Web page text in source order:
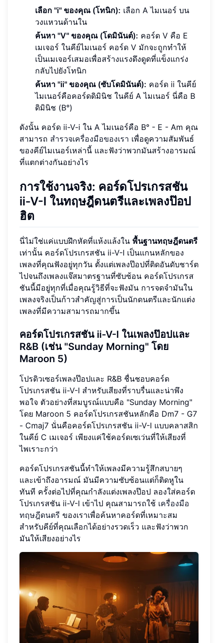
เลือก "i" ของคุณ (โทนิก): เลือก A ไมเนอร์ บน
วงแหวนด้านใน
ค้นหา "V" ของคุณ (โดมินันต์): คอร์ด V คือ E
เมเจอร์ ในคีย์ไมเนอร์ คอร์ด V มักจะถูกทำให้
เป็นเมเจอร์เสมอเพื่อสร้างแรงดึงดูดที่แข็งแกร่ง
กลับไปยังโทนิก
ค้นหา "ii" ของคุณ (ซับโดมินันต์): คอร์ด ii ในคีย์
ไมเนอร์คือคอร์ดดิมินิช ในคีย์ A ไมเนอร์ นี่คือ B
ดิมินิช (B°)
ดังนั้น คอร์ด ii-V-i ใน A ไมเนอร์คือ B° - E - Am คุณ
สามารถ สำรวจเครื่องมือของเรา เพื่อดูความสัมพันธ์
ของคีย์ไมเนอร์เหล่านี้ และฟังว่าพวกมันสร้างอารมณ์
ที่แตกต่างกันอย่างไร
การใช้งานจริง: คอร์ดโปรเกรสชัน
ii-V-I ในทฤษฎีดนตรีและเพลงป๊อป
ฮิต
นี่ไม่ใช่แค่แบบฝึกหัดที่แห้งแล้งใน พื้นฐานทฤษฎีดนตรี
เท่านั้น คอร์ดโปรเกรสชัน ii-V-I เป็นแกนหลักของ
เพลงที่คุณฟังอยู่ทุกวัน ตั้งแต่เพลงป๊อปที่ติดอันดับชาร์ต
ไปจนถึงเพลงแจ๊สมาตรฐานที่ซับซ้อน คอร์ดโปรเกรส
ชันนี้มีอยู่ทุกที่เมื่อคุณรู้วิธีที่จะฟังมัน การจดจำมันใน
เพลงจริงเป็นก้าวสำคัญสู่การเป็นนักดนตรีและนักแต่ง
เพลงที่มีความสามารถมากขึ้น
คอร์ดโปรเกรสชัน ii-V-I ในเพลงป๊อปและ
R&B (เช่น "Sunday Morning" โดย
Maroon 5)
โปรดิวเซอร์เพลงป๊อปและ R&B ชื่นชอบคอร์ด
โปรเกรสชัน ii-V-I สำหรับเสียงที่ราบรื่นและน่าพึง
พอใจ ตัวอย่างที่สมบูรณ์แบบคือ "Sunday Morning"
โดย Maroon 5 คอร์ดโปรเกรสชันหลักคือ Dm7 - G7
- Cmaj7 นั่นคือคอร์ดโปรเกรสชัน ii-V-I แบบคลาสสิก
ในคีย์ C เมเจอร์ เพียงแค่ใช้คอร์ดเซเว่นที่ให้เสียงที่
ไพเราะกว่า
คอร์ดโปรเกรสชันนี้ทำให้เพลงมีความรู้สึกสบายๆ
และเข้าถึงอารมณ์ มันมีความซับซ้อนแต่ก็ติดหูใน
ทันที ครั้งต่อไปที่คุณกำลังแต่งเพลงป๊อป ลองใส่คอร์ด
โปรเกรสชัน ii-V-I เข้าไป คุณสามารถใช้ เครื่องมือ
ทฤษฎีดนตรี ของเราเพื่อค้นหาคอร์ดที่เหมาะสม
สำหรับคีย์ที่คุณเลือกได้อย่างรวดเร็ว และฟังว่าพวก
มันให้เสียงอย่างไร